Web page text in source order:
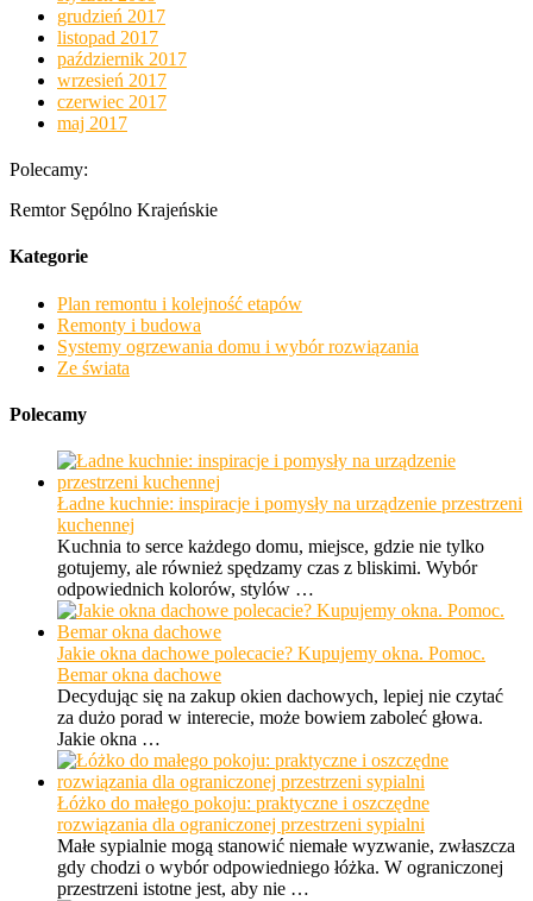
grudzień 2017
listopad 2017
październik 2017
wrzesień 2017
czerwiec 2017
maj 2017
Polecamy:
Remtor Sępólno Krajeńskie
Kategorie
Plan remontu i kolejność etapów
Remonty i budowa
Systemy ogrzewania domu i wybór rozwiązania
Ze świata
Polecamy
Ładne kuchnie: inspiracje i pomysły na urządzenie przestrzeni
kuchennej
Kuchnia to serce każdego domu, miejsce, gdzie nie tylko
gotujemy, ale również spędzamy czas z bliskimi. Wybór
odpowiednich kolorów, stylów …
Jakie okna dachowe polecacie? Kupujemy okna. Pomoc.
Bemar okna dachowe
Decydując się na zakup okien dachowych, lepiej nie czytać
za dużo porad w interecie, może bowiem zaboleć głowa.
Jakie okna …
Łóżko do małego pokoju: praktyczne i oszczędne
rozwiązania dla ograniczonej przestrzeni sypialni
Małe sypialnie mogą stanowić niemałe wyzwanie, zwłaszcza
gdy chodzi o wybór odpowiedniego łóżka. W ograniczonej
przestrzeni istotne jest, aby nie …